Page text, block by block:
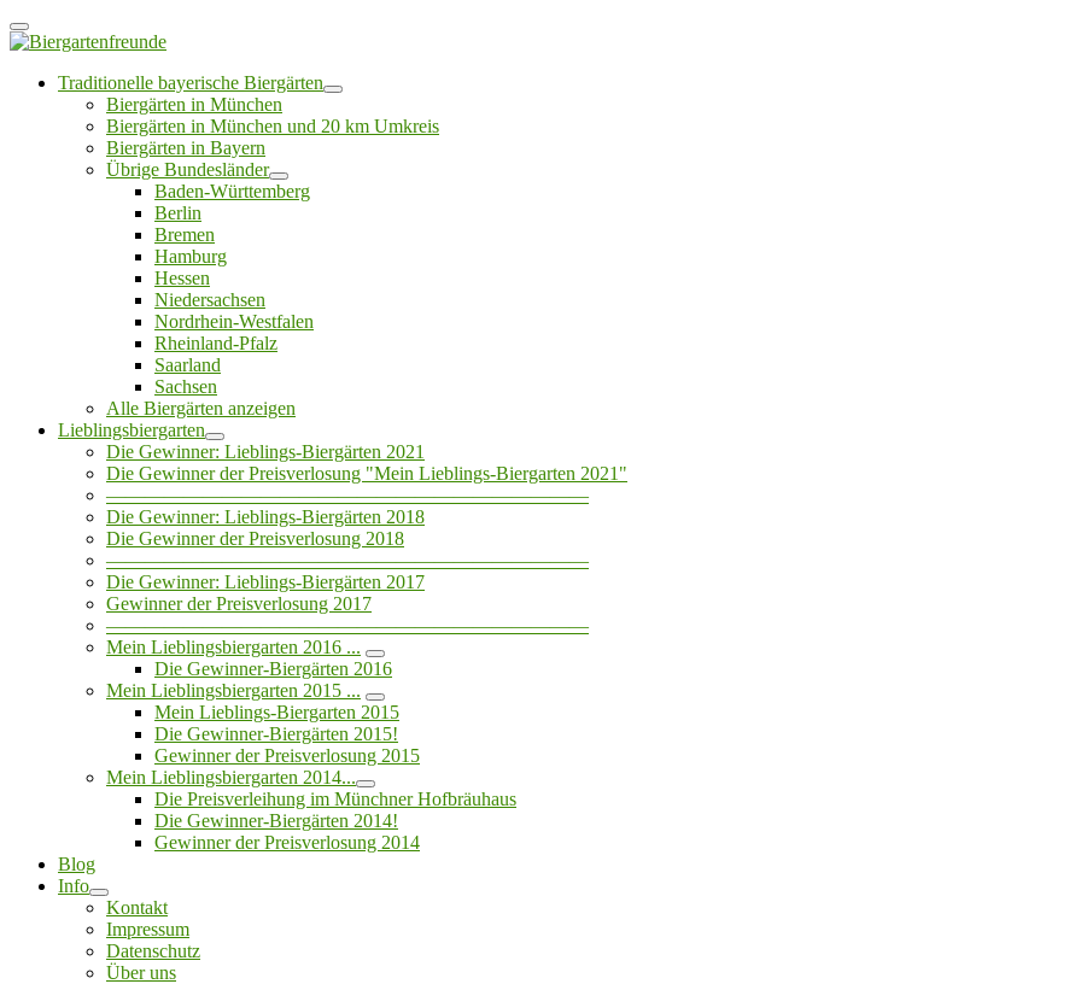
Traditionelle bayerische Biergärten
Biergärten in München
Biergärten in München und 20 km Umkreis
Biergärten in Bayern
Übrige Bundesländer
Baden-Württemberg
Berlin
Bremen
Hamburg
Hessen
Niedersachsen
Nordrhein-Westfalen
Rheinland-Pfalz
Saarland
Sachsen
Alle Biergärten anzeigen
Lieblingsbiergarten
Die Gewinner: Lieblings-Biergärten 2021
Die Gewinner der Preisverlosung "Mein Lieblings-Biergarten 2021"
—————————————————————————
Die Gewinner: Lieblings-Biergärten 2018
Die Gewinner der Preisverlosung 2018
—————————————————————————
Die Gewinner: Lieblings-Biergärten 2017
Gewinner der Preisverlosung 2017
—————————————————————————
Mein Lieblingsbiergarten 2016 ...
Die Gewinner-Biergärten 2016
Mein Lieblingsbiergarten 2015 ...
Mein Lieblings-Biergarten 2015
Die Gewinner-Biergärten 2015!
Gewinner der Preisverlosung 2015
Mein Lieblingsbiergarten 2014...
Die Preisverleihung im Münchner Hofbräuhaus
Die Gewinner-Biergärten 2014!
Gewinner der Preisverlosung 2014
Blog
Info
Kontakt
Impressum
Datenschutz
Über uns